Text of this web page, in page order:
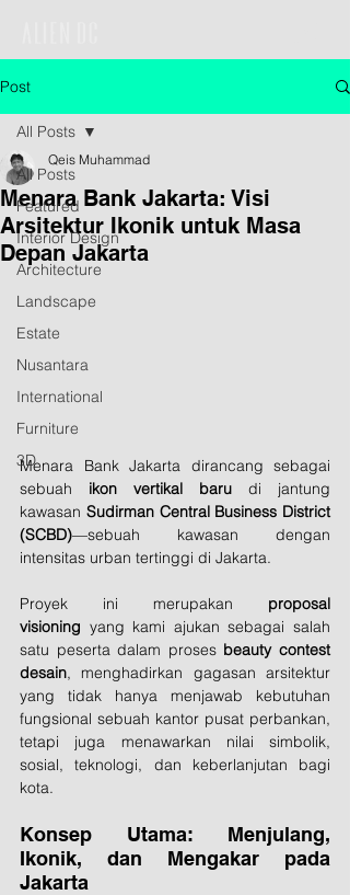
Post
All Posts
Featured
Interior Design
Architecture
Landscape
Estate
Nusantara
International
Furniture
3D
All Posts
Menara Bank Jakarta: Visi
Arsitektur Ikonik untuk Masa
Depan Jakarta
Qeis Muhammad
Menara Bank Jakarta dirancang sebagai
sebuah ikon vertikal baru di jantung
kawasan Sudirman Central Business District
(SCBD)—sebuah kawasan dengan
intensitas urban tertinggi di Jakarta.
Proyek ini merupakan proposal
visioning yang kami ajukan sebagai salah
satu peserta dalam proses beauty contest
desain, menghadirkan gagasan arsitektur
yang tidak hanya menjawab kebutuhan
fungsional sebuah kantor pusat perbankan,
tetapi juga menawarkan nilai simbolik,
sosial, teknologi, dan keberlanjutan bagi
kota.
Konsep Utama: Menjulang,
Ikonik, dan Mengakar pada
Jakarta